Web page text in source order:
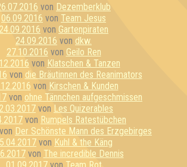
von Dezemberklub
06.09.2016 von Team Jesus
24.09.2016 von Gartenpiraten
24.09.2016 von dkw.
27.10.2016 von Geilo Ren
von Klatschen & Tanzen
von die Bräutinnen des Reanimators
von Kirschen & Kunden
von ohne Tännchen aufgeschmissen
von Les Quizerables
von Rumpels Ratestübchen
von Der Schönste Mann des Erzgebirges
von Kuhl & the Käng
von The incredible Dennis
01.09.2017von Team Rot